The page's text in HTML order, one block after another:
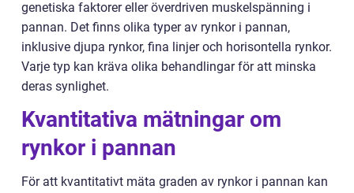
genetiska faktorer eller överdriven muskelspänning i
pannan. Det finns olika typer av rynkor i pannan,
inklusive djupa rynkor, fina linjer och horisontella rynkor.
Varje typ kan kräva olika behandlingar för att minska
deras synlighet.
Kvantitativa mätningar om
rynkor i pannan
För att kvantitativt mäta graden av rynkor i pannan kan